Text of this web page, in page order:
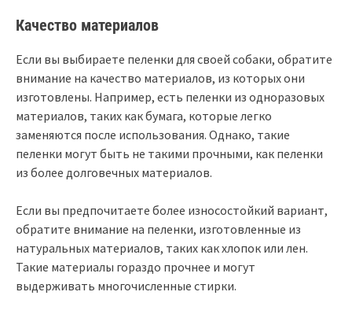
Качество материалов
Если вы выбираете пеленки для своей собаки, обратите
внимание на качество материалов, из которых они
изготовлены. Например, есть пеленки из одноразовых
материалов, таких как бумага, которые легко
заменяются после использования. Однако, такие
пеленки могут быть не такими прочными, как пеленки
из более долговечных материалов.
Если вы предпочитаете более износостойкий вариант,
обратите внимание на пеленки, изготовленные из
натуральных материалов, таких как хлопок или лен.
Такие материалы гораздо прочнее и могут
выдерживать многочисленные стирки.